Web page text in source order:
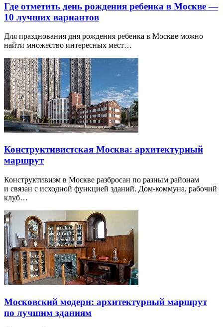
Где отметить день рождения ребенка в Москве —
10 лучших вариантов
Для празднования дня рождения ребенка в Москве можно
найти множество интересных мест…
Конструктивистская Москва: архитектурный
маршрут
Конструктивизм в Москве разбросан по разным районам
и связан с исходной функцией зданий. Дом-коммуна, рабочий
клуб…
Московский модерн: архитектурный маршрут
по лучшим зданиям